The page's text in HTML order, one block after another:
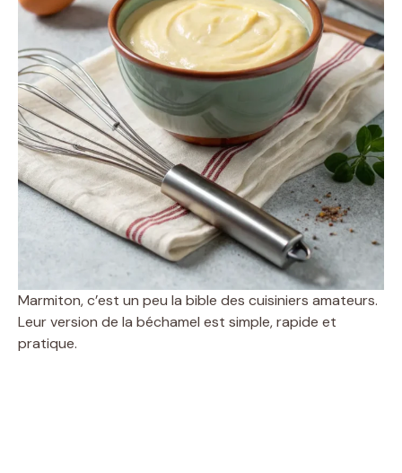
Marmiton, c’est un peu la bible des cuisiniers amateurs.
Leur version de la béchamel est simple, rapide et
pratique.